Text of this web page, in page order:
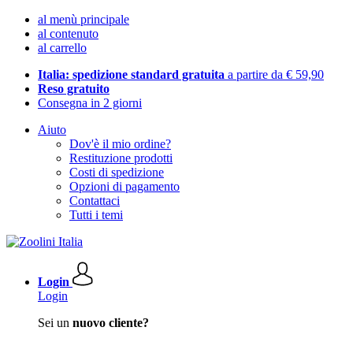
al menù principale
al contenuto
al carrello
Italia: spedizione standard gratuita a partire da € 59,90
Reso gratuito
Consegna in 2 giorni
Aiuto
Dov'è il mio ordine?
Restituzione prodotti
Costi di spedizione
Opzioni di pagamento
Contattaci
Tutti i temi
Login
Login
Sei un nuovo cliente?